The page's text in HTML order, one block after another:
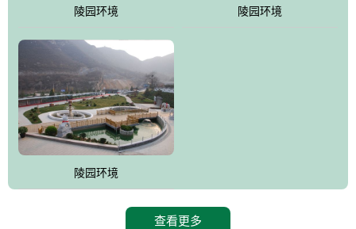
为抗日和解放战争期间流血牺牲的烈士新建一座革命烈士陵园，无
偿建墓立碑。建成后的烈士陵园将成为昌平区党员及各所学校的爱
国主义教育基地。
陵园环境 陵园环境
陵园环境
查看更多